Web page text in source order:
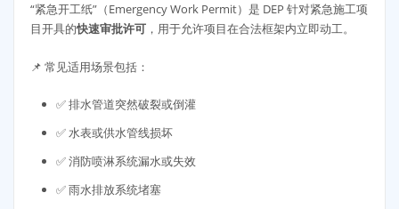
“紧急开工纸”（Emergency Work Permit）是 DEP 针对紧急施工项
目开具的快速审批许可，用于允许项目在合法框架内立即动工。
📌 常见适用场景包括：
✅ 排水管道突然破裂或倒灌
✅ 水表或供水管线损坏
✅ 消防喷淋系统漏水或失效
✅ 雨水排放系统堵塞